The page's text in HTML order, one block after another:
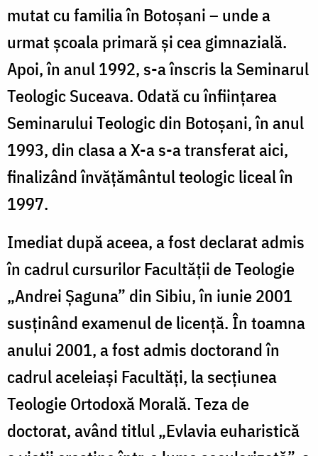
mutat cu familia în Botoșani – unde a
urmat școala primară și cea gimnazială.
Apoi, în anul 1992, s-a înscris la Seminarul
Teologic Suceava. Odată cu înfiinţarea
Seminarului Teologic din Botoşani, în anul
1993, din clasa a X-a s-a transferat aici,
finalizând învăţământul teologic liceal în
1997.
Imediat după aceea, a fost declarat admis
în cadrul cursurilor Facultăţii de Teologie
„Andrei Şaguna” din Sibiu, în iunie 2001
susţinând examenul de licenţă. În toamna
anului 2001, a fost admis doctorand în
cadrul aceleiaşi Facultăţi, la secţiunea
Teologie Ortodoxă Morală. Teza de
doctorat, având titlul „Evlavia euharistică